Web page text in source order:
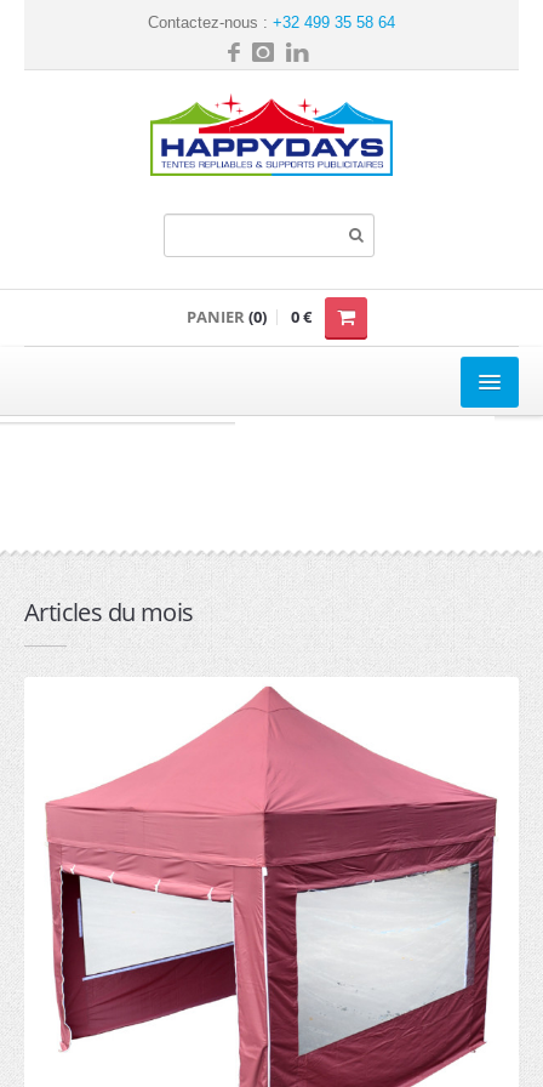
Contactez-nous : +32 499 35 58 64
PANIER(0) 0 €
TENTE REPLIABLE
3mx3m (6)
4.5mx3m (7)
Professionnelle
1.5mx1.5m (6)
2mx2m (7)
3mx2m (8)
3mx3m (7)
4.5mx3m (8)
6mx3m (6)
Articles du mois